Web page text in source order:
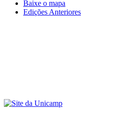
Baixe o mapa
Edições Anteriores